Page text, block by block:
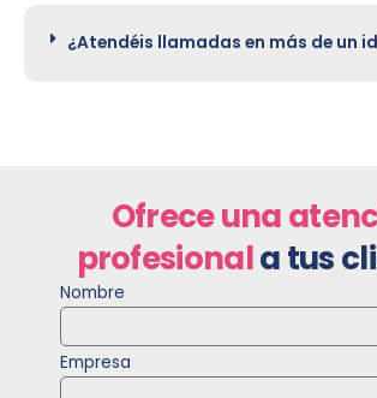
¿Atendéis llamadas en más de un
Ofrece una
profesionala tus
Nombre
Empresa